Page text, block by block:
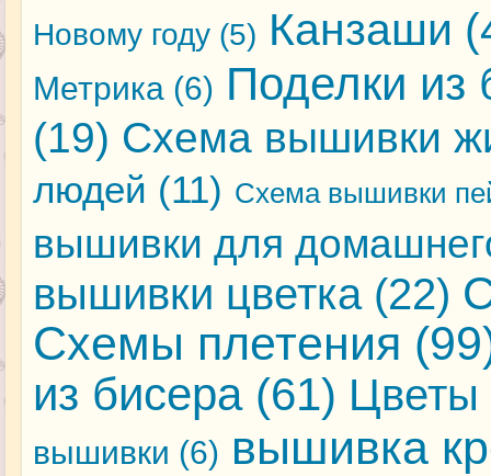
Новому году(5) Канзаши
Метрика(6) Поделки из
(19) Схема вышивки
людей (11) Схема вышивки
вышивки для
вышивки цветка(22)
Схемы плетения
из бисера(61) Цветы
вышивки (6) вышивка